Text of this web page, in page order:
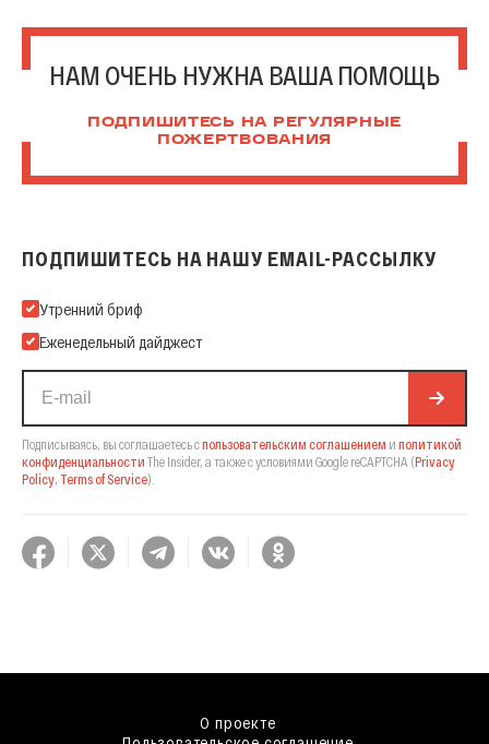
НАМ ОЧЕНЬ НУЖНА ВАША ПОМОЩЬ
ПОДПИШИТЕСЬ НА РЕГУЛЯРНЫЕ
ПОЖЕРТВОВАНИЯ
ПОДПИШИТЕСЬ НА НАШУ EMAIL-РАССЫЛКУ
Подпишитесь на нашу Email-рассылку
Утренний бриф
Еженедельный дайджест
Подписываясь, вы соглашаетесь спользовательским соглашением и политикой
конфиденциальности The Insider, а также с условиями Google reCAPTCHA (Privacy
Policy, Terms of Service).
О проекте